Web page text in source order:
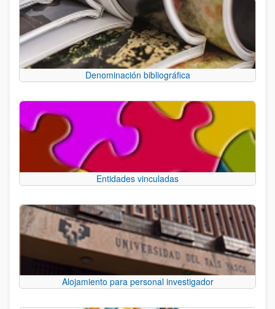
Denominación bibliográfica
Entidades vinculadas
Alojamiento para personal investigador